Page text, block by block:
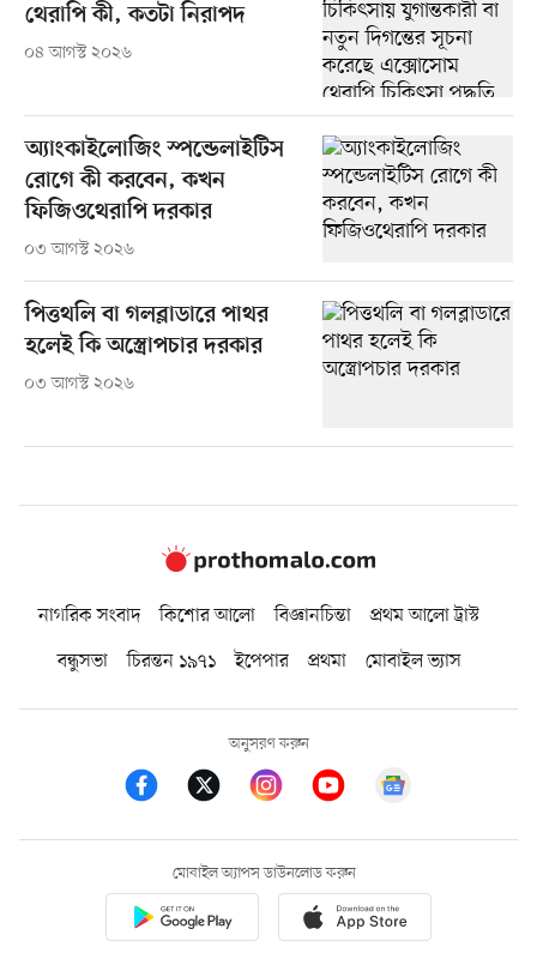
থেরাপি কী, কতটা নিরাপদ
০৪ আগস্ট ২০২৬
অ্যাংকাইলোজিং স্পন্ডেলাইটিস
রোগে কী করবেন, কখন
ফিজিওথেরাপি দরকার
০৩ আগস্ট ২০২৬
পিত্তথলি বা গলব্লাডারে পাথর
হলেই কি অস্ত্রোপচার দরকার
০৩ আগস্ট ২০২৬
নাগরিক সংবাদ কিশোর আলো বিজ্ঞানচিন্তা
প্রথম আলো ট্রাস্ট
বন্ধুসভা
চিরন্তন ১৯৭১ ইপেপার প্রথমা মোবাইল ভ্যাস
অনুসরণ করুন
মোবাইল অ্যাপস ডাউনলোড করুন